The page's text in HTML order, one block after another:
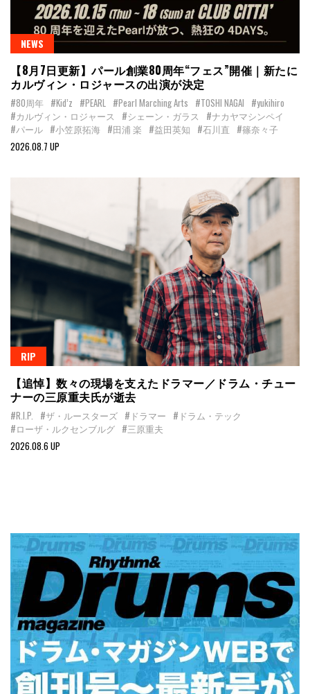
NEWS
【8月7日更新】パール創業80周年“フェス”開催｜新たに
カルヴィン・ロジャースの出演が決定
#80周年 #Kid’z #PEARL #Pearl Marching Arts #TOSHI NAGAI #yukihiro
#カルヴィン・ロジャース
#シェーン・ガラス
#ナカヤマシンペイ
#パール #小笠原拓海 #田浦 楽 #益田英知 #石川直 #篠奈々子
2026.08.7 UP
RIP
【追悼】数々の現場を支えたドラマー／ドラム・チュー
ナーの三原重夫氏が逝去
#R.I.P. #ザ・ルースターズ #ドラマー #ドラム・テック
#ローザ・ルクセンブルグ #三原重夫
2026.08.6 UP